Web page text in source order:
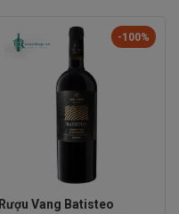
-100%
Rượu Vang Batisteo